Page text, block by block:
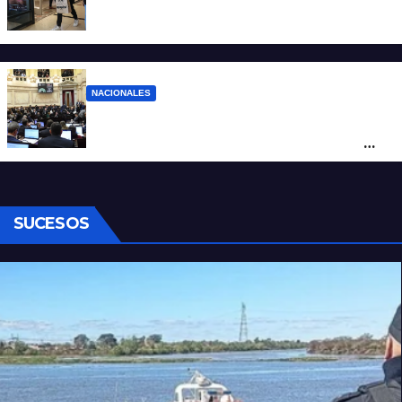
NACIONALES
Senado
SUCESOS